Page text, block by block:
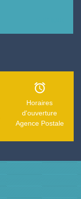
alarm
Horaires
d'ouverture
Agence Postale